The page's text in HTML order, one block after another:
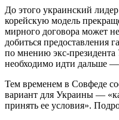
До этого украинский
корейскую модель
мирного договора может
добиться предоставления
по мнению экс-
необходимо идти дальше
Тем временем в Совфеде
вариант для Украины —
принять ее условия».